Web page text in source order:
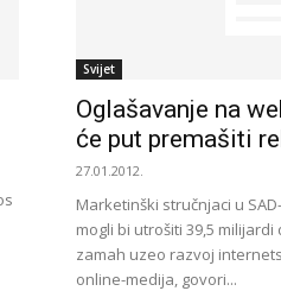
Svijet
Oglašavanje na
će put premašiti
27.01.2012.
Marketinški stručnjaci u
mogli bi utrošiti 39,5
zamah uzeo razvoj
online-medija, govori...